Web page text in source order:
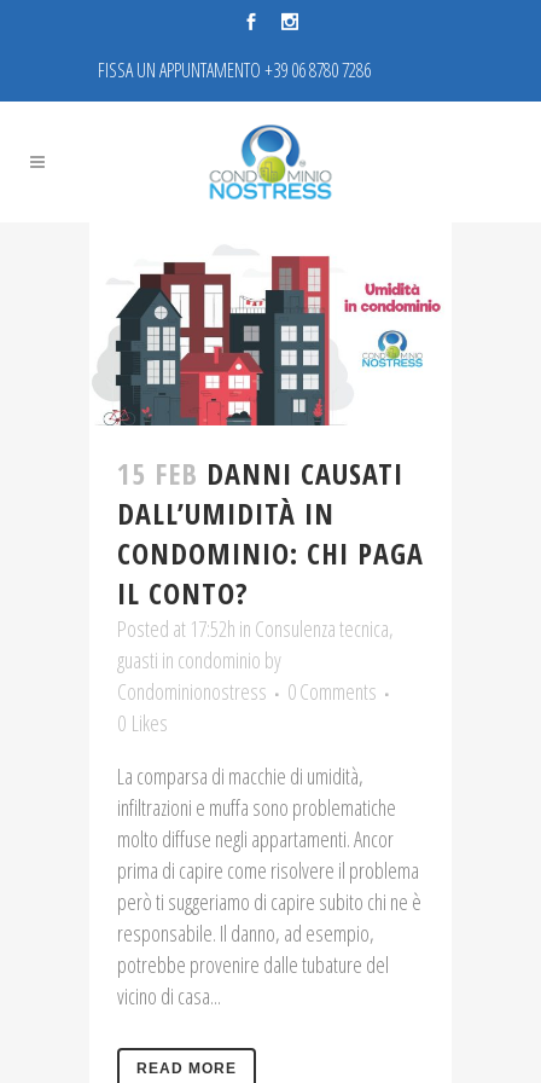
FISSA UN APPUNTAMENTO +39 06 8780 7286
15 FEB DANNI CAUSATI
DALL’UMIDITÀ IN
CONDOMINIO: CHI PAGA
IL CONTO?
Posted at 17:52h in Consulenza tecnica,
guasti in condominio by
Condominionostress
0 Comments
0 Likes
La comparsa di macchie di umidità,
infiltrazioni e muffa sono problematiche
molto diffuse negli appartamenti. Ancor
prima di capire come risolvere il problema
però ti suggeriamo di capire subito chi ne è
responsabile. Il danno, ad esempio,
potrebbe provenire dalle tubature del
vicino di casa...
READ MORE